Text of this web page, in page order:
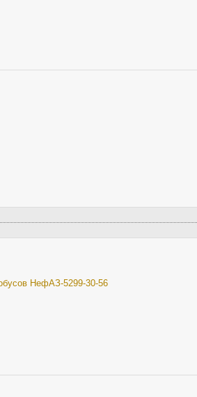
НефАЗ-5299-30-56